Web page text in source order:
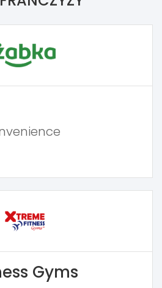
Gyms